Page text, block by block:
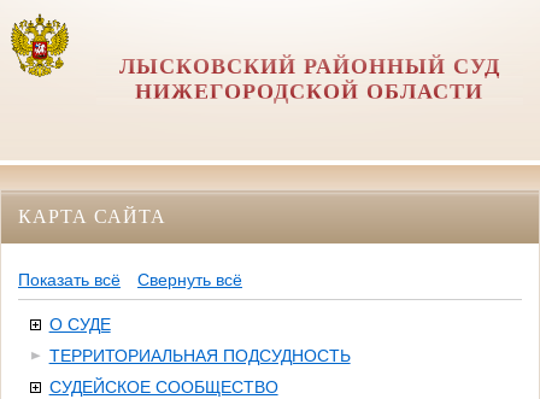
ЛЫСКОВСКИЙ РАЙОННЫЙ СУД
НИЖЕГОРОДСКОЙ ОБЛАСТИ
КАРТА САЙТА
Показать всё Свернуть всё
О СУДЕ
ТЕРРИТОРИАЛЬНАЯ ПОДСУДНОСТЬ
СУДЕЙСКОЕ СООБЩЕСТВО